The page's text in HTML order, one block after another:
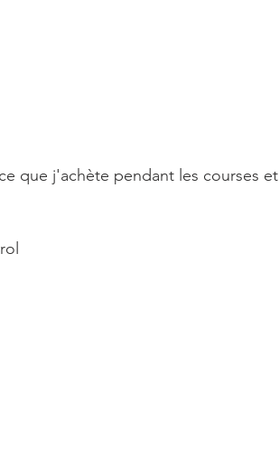
que j'achète pendant les courses et